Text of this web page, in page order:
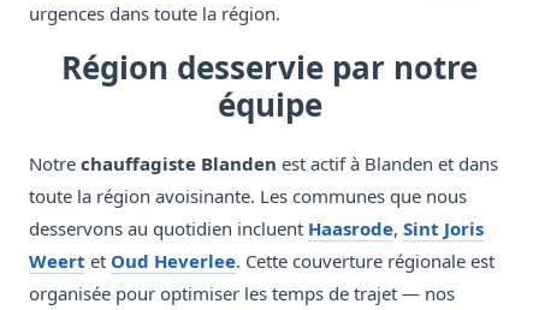
urgences dans toute la région.
Région desservie par notre
équipe
Notre chauffagiste Blanden est actif à Blanden et dans
toute la région avoisinante. Les communes que nous
desservons au quotidien incluent Haasrode, Sint Joris
Weert et Oud Heverlee. Cette couverture régionale est
organisée pour optimiser les temps de trajet — nos